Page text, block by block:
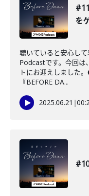
を
聴いていると安心し
Podcastです。今回は
トにお迎えしました
『BEFORE DA...
2025.06.21 |